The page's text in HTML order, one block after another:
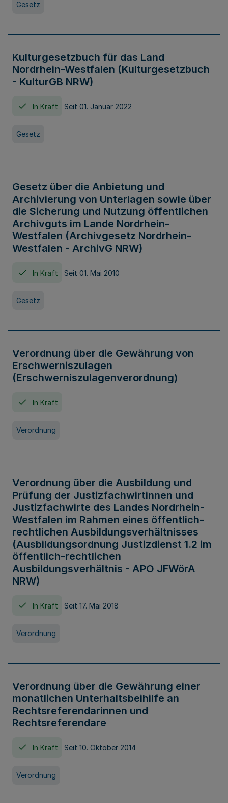
Gesetz
Kulturgesetzbuch für das Land
Nordrhein-Westfalen (Kulturgesetzbuch
- KulturGB NRW)
In Kraft Seit 01. Januar 2022
Gesetz
Gesetz über die Anbietung und
Archivierung von Unterlagen sowie über
die Sicherung und Nutzung öffentlichen
Archivguts im Lande Nordrhein-
Westfalen (Archivgesetz Nordrhein-
Westfalen - ArchivG NRW)
In Kraft Seit 01. Mai 2010
Gesetz
Verordnung über die Gewährung von
Erschwerniszulagen
(Erschwerniszulagenverordnung)
In Kraft
Verordnung
Verordnung über die Ausbildung und
Prüfung der Justizfachwirtinnen und
Justizfachwirte des Landes Nordrhein-
Westfalen im Rahmen eines öffentlich-
rechtlichen Ausbildungsverhältnisses
(Ausbildungsordnung Justizdienst 1.2 im
öffentlich-rechtlichen
Ausbildungsverhältnis - APO JFWörA
NRW)
In Kraft Seit 17. Mai 2018
Verordnung
Verordnung über die Gewährung einer
monatlichen Unterhaltsbeihilfe an
Rechtsreferendarinnen und
Rechtsreferendare
In Kraft Seit 10. Oktober 2014
Verordnung